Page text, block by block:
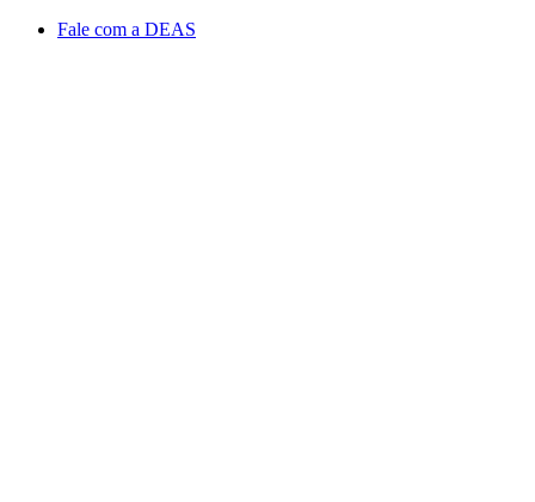
Conteúdo principal Menu principal
Fale com a DEAS